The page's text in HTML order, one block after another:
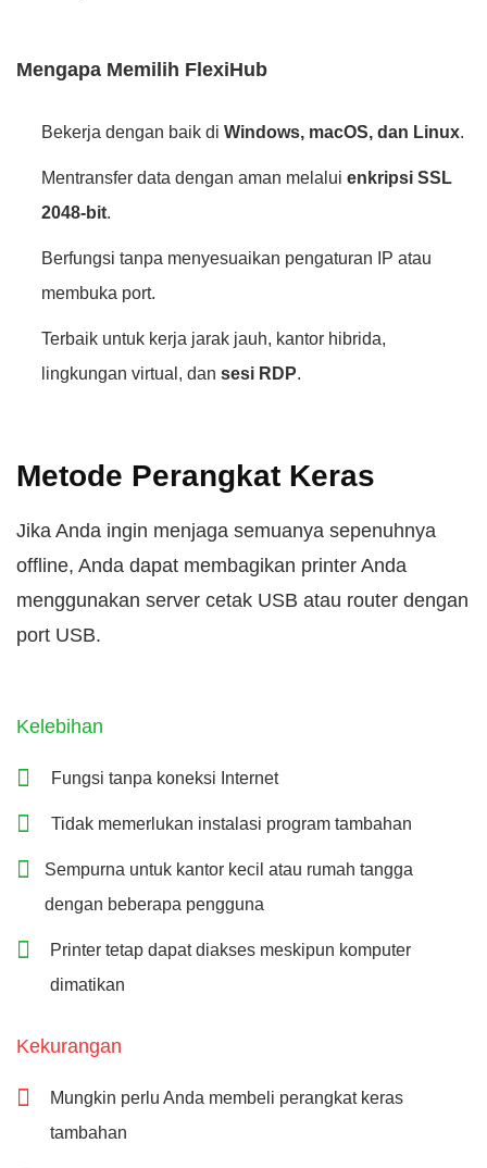
Mengapa Memilih FlexiHub
Bekerja dengan baik di Windows, macOS, dan Linux.
Mentransfer data dengan aman melalui enkripsi SSL
2048-bit.
Berfungsi tanpa menyesuaikan pengaturan IP atau
membuka port.
Terbaik untuk kerja jarak jauh, kantor hibrida,
lingkungan virtual, dan sesi RDP.
Metode Perangkat Keras
Jika Anda ingin menjaga semuanya sepenuhnya
offline, Anda dapat membagikan printer Anda
menggunakan server cetak USB atau router dengan
port USB.
Kelebihan
Fungsi tanpa koneksi Internet
Tidak memerlukan instalasi program tambahan
Sempurna untuk kantor kecil atau rumah tangga
dengan beberapa pengguna
Printer tetap dapat diakses meskipun komputer
dimatikan
Kekurangan
Mungkin perlu Anda membeli perangkat keras
tambahan